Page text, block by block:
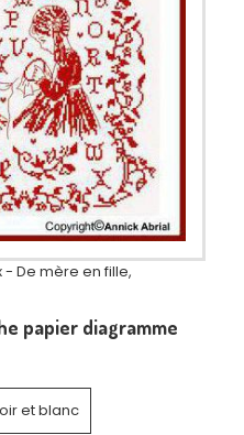
De mère en fille,
papier diagramme
et blanc